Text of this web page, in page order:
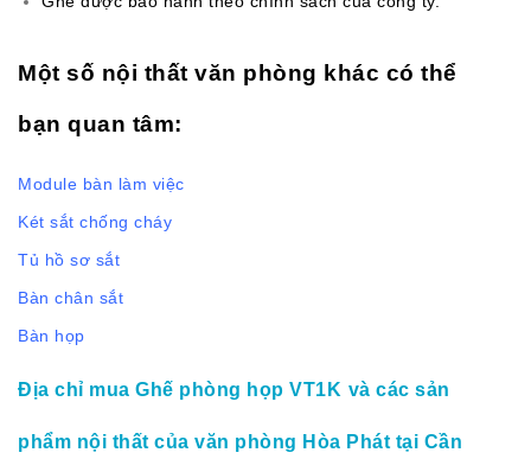
Một số nội thất văn phòng khác có thể
bạn quan tâm:
Module bàn làm việc
Két sắt chống cháy
Tủ hồ sơ sắt
Bàn chân sắt
Bàn họp
Địa chỉ mua Ghế phòng họp VT1K và các sản
phẩm nội thất của văn phòng Hòa Phát tại Cần